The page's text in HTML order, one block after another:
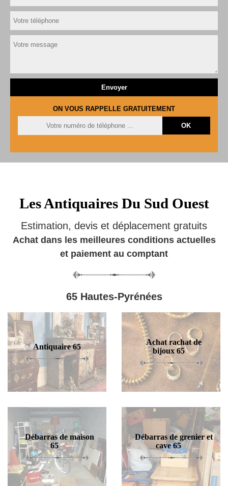
ON VOUS RAPPELLE GRATUITEMENT
Les Antiquaires Du Sud Ouest
Estimation, devis et déplacement gratuits
Achat dans les meilleures conditions actuelles
et paiement au comptant
65 Hautes-Pyrénées
Antiquaire 65
Achat rachat de
bijoux 65
Débarras de maison
65
Débarras de grenier et
cave 65